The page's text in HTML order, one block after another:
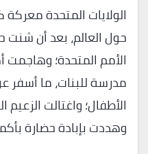
الولايات المتحدة
حول العالم، بعد أن شنت
الأمم المتحدة؛ وهاجمت
مدرسة للبنات، ما
الأطفال؛ واغتالت
وهددت بإبادة حضارة